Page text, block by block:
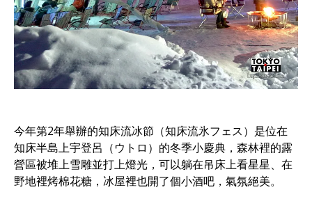
今年第2年舉辦的知床流冰節（知床流氷フェス）是位在
知床半島上宇登呂（ウトロ）的冬季小慶典，森林裡的露
營區被堆上雪雕並打上燈光，可以躺在吊床上看星星、在
野地裡烤棉花糖，冰屋裡也開了個小酒吧，氣氛絕美。